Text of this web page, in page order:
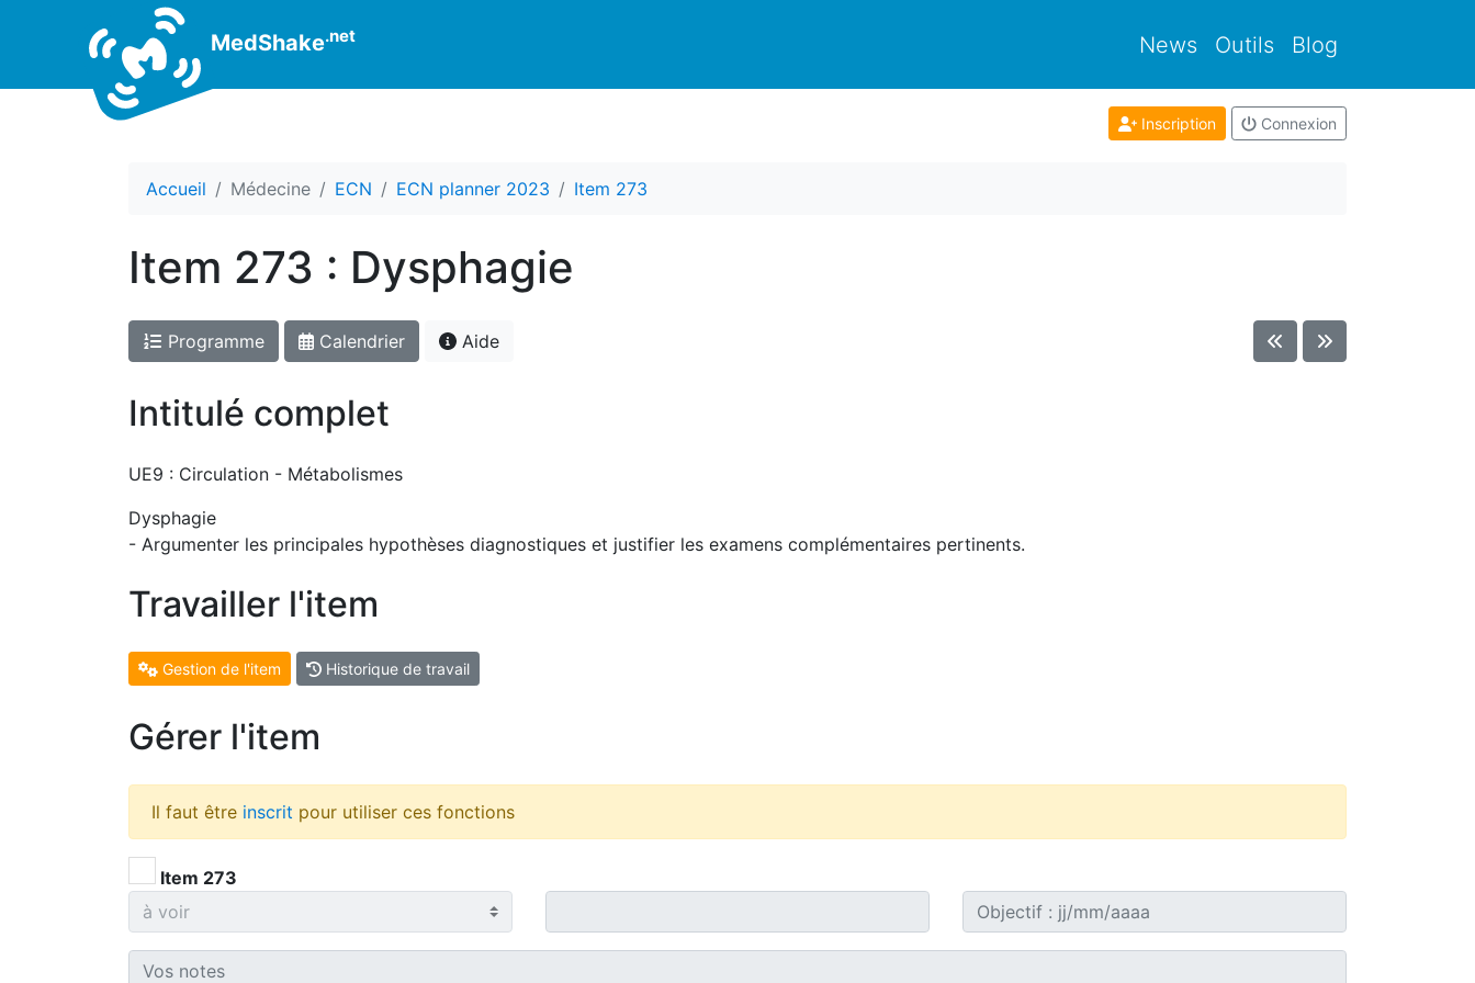
MedShake.net News Outils Blog
Inscription Connexion
Accueil Médecine ECN ECN planner 2023 Item 273
Item 273 : Dysphagie
Programme Calendrier Aide
Intitulé complet
UE9 : Circulation - Métabolismes
Dysphagie
- Argumenter les principales hypothèses diagnostiques et justifier les examens complémentaires pertinents.
Travailler l'item
Gestion de l'item Historique de travail
Gérer l'item
Il faut être inscrit pour utiliser ces fonctions
Item 273